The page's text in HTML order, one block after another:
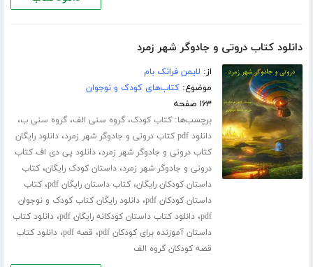
دانلود کتاب دروتی و جادوگر شهر زمرد
از: لایمن فرانک بام
موضوع:کتاب‌های کودک و نوجوان
۱۶۳ صفحه
برچسب‌ها:کتاب کودک،گروه سنی الف،گروه سنی ب،
دانلود pdf کتاب دروتی و جادوگر شهر زمرد ،دانلود رایگان
کتاب دروتی و جادوگر شهر زمرد،دانلود پی دی اف کتاب
دروتی و جادوگر شهر زمرد،داستان کودک رایگان،کتاب
داستان کودکان رایگان،کتاب داستان رایگان pdf ،کتاب
داستان کودکان pdf
،دانلود رایگان کتاب کودک و نوجوان
pdf،دانلود کتاب داستان کودکانه رایگان pdf ،دانلود کتاب
داستان آموزنده برای کودکان pdf
، قصه pdf ،دانلود کتاب
قصه کودکان گروه الف